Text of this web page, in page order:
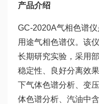
产品介绍
GC-2020A气相色谱
用途气相色谱仪。该
长期研究实验，采用
稳定性、良好分离效
下气体色谱分析、变
体色谱分析、汽油中